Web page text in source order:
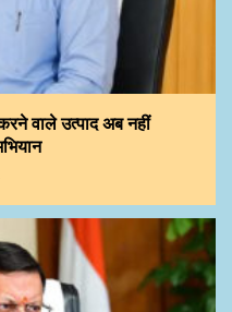
वाले उत्पाद अब नहीं